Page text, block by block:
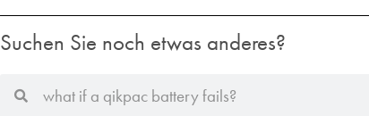
Suchen Sie noch etwas anderes?